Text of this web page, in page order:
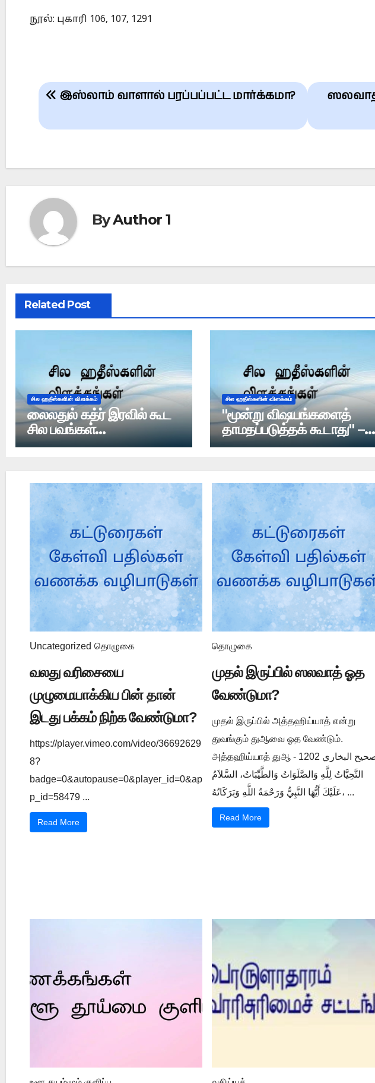
நூல்: புகாரி 106, 107, 1291
Post
ஸலவாத்
இஸ்லாம் வாளால் பரப்பப்பட்ட மார்க்கமா?
ByAuthor 1
Related Post
சில ஹதீஸ்களின் விளக்கம்
லைலதுல் கத்ர் இரவில் கூட
சில பவங்கள்
மன்னிக்கப்படாது என்று
சில ஹதீஸ்களின் விளக்கம்
"மூன்று விஷயங்களைத்
தாமதப்படுத்தக் கூடாது" –
விரிவான ஆய்வு
Uncategorized தொழுகை
வலது வரிசையை
முழுமையாக்கிய பின் தான்
இடது பக்கம் நிற்க வேண்டுமா?
https://player.vimeo.com/video/36692629
8?
badge=0&autopause=0&player_id=0&ap
p_id=58479 ...
Read More
தொழுகை
முதல் இருப்பில் ஸலவாத் ஓத
வேண்டுமா?
முதல் இருப்பில் அத்தஹிய்யாத் என்று
துவங்கும் துஆவை ஓத வேண்டும்.
அத்தஹிய்யாத் துஆ صحيح البخاري 1202 -
التَّحِيَّاتُ لِلَّهِ وَالصَّلَوَاتُ وَالطَّيِّبَاتُ، السَّلاَمُ
عَلَيْكَ أَيُّهَا النَّبِيُّ وَرَحْمَةُ اللَّهِ وَبَرَكَاتُهُ، ...
Read More